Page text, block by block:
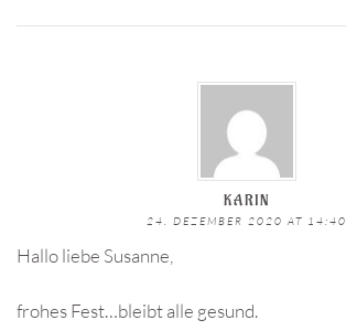
KARIN
24. DEZEMBER 2020 AT 14:40
Hallo liebe Susanne,
frohes Fest…bleibt alle gesund.